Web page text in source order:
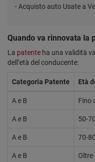
- Acquisto auto Usate a
Quando va rinnovata la
La patente ha una validità
dell’età del conducente:
Categoria Patente Età
A e B Fino
A e B 50-
A e B 70-
A e B Oltre